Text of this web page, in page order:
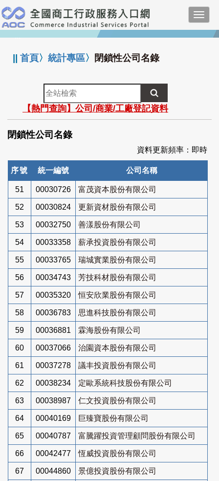
跳
到
主
要
:::
||首頁〉統計專區〉 閉鎖性公司名錄
全
站
檢
索
【熱門查詢】公司/商業/工廠登記資料
閉鎖性公司名錄
資料更新頻率：即時
序號 統一編號 公司名稱
51 00030726 富茂資本股份有限公司
52 00030824 更新資材股份有限公司
53 00032750 善漾股份有限公司
54 00033358 薪承投資股份有限公司
55 00033765 瑞城實業股份有限公司
56 00034743 芳技科材股份有限公司
57 00035320 恒安欣業股份有限公司
58 00036783 思進科技股份有限公司
59 00036881 霖海股份有限公司
60 00037066 治園資本股份有限公司
61 00037278 議丰投資股份有限公司
62 00038234 定歐系統科技股份有限公司
63 00038987 仁文投資股份有限公司
64 00040169 巨臻寶股份有限公司
65 00040787 富騰躍投資管理顧問股份有限公司
66 00042477 恆威投資股份有限公司
67 00044860 景億投資股份有限公司